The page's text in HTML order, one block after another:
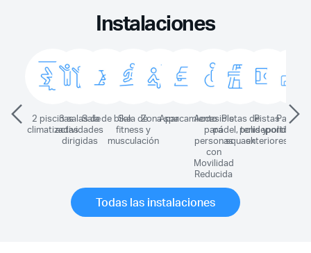
Instalaciones
2 piscinas
climatizadas
3 salas de
actividades
dirigidas
Sala de bikeSala de
fitness y
musculación
Zona spaAparcamiento
Accesible
para
personas
con
Movilidad
Reducida
Pistas de
pádel, tenis y
squash
Pistas
polideportivas
exteriores
Pabellón
Todas las instalaciones